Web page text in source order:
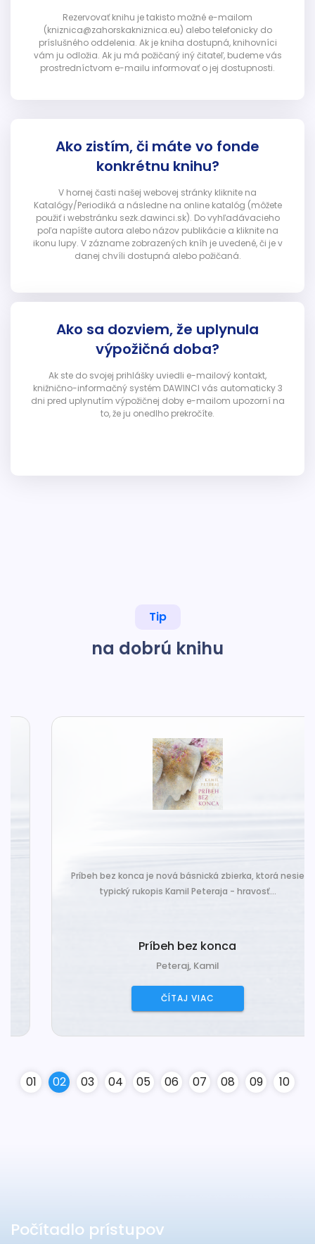
Rezervovať knihu je takisto možné e-mailom
(kniznica@zahorskakniznica.eu) alebo telefonicky do
príslušného oddelenia. Ak je kniha dostupná, knihovníci
vám ju odložia. Ak ju má požičaný iný čitateľ, budeme vás
prostredníctvom e-mailu informovať o jej dostupnosti.
Ako zistím, či máte vo fonde
konkrétnu knihu?
V hornej časti našej webovej stránky kliknite na
Katalógy/Periodiká a následne na online katalóg (môžete
použiť i webstránku sezk.dawinci.sk). Do vyhľadávacieho
poľa napíšte autora alebo názov publikácie a kliknite na
ikonu lupy. V zázname zobrazených kníh je uvedené, či je v
danej chvíli dostupná alebo požičaná.
Ako sa dozviem, že uplynula
výpožičná doba?
Ak ste do svojej prihlášky uviedli e-mailový kontakt,
knižnično-informačný systém DAWINCI vás automaticky 3
dni pred uplynutím výpožičnej doby e-mailom upozorní na
to, že ju onedlho prekročíte.
Tip
na dobrú knihu
Príbeh bez konca je nová básnická zbierka, ktorá nesie
typický rukopis Kamil Peteraja - hravosť...
Príbeh bez konca
Peteraj, Kamil
ČÍTAJ VIAC
01 02 03 04 05 06 07 08 09 10
Počítadlo prístupov